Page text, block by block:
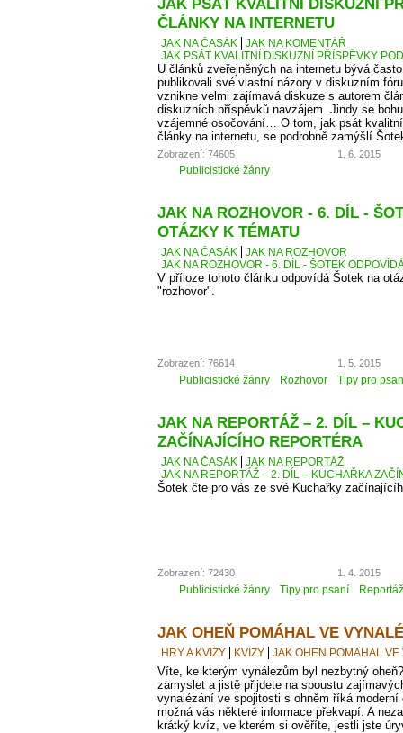
ČLÁNKY NA INTERNETU
JAK NA ČASÁK
JAK NA KOMENTÁŘ
JAK PSÁT KVALITNÍ DISKUZNÍ PŘÍSPĚVKY
U článků zveřejněných na internetu bývá
publikovali své vlastní názory v diskuzním
vznikne velmi zajímavá diskuze s autorem
diskuzních příspěvků navzájem. Jindy se
vzájemné osočování… O tom, jak psát
články na internetu, se podrobně zamýšlí
Zobrazení: 74605 1. 6. 2015
Publicistické žánry
JAK NA ROZHOVOR - 6. DÍL -
OTÁZKY K TÉMATU
JAK NA ČASÁK
JAK NA ROZHOVOR
JAK NA ROZHOVOR - 6. DÍL - ŠOTEK
V příloze tohoto článku odpovídá Šotek na
"rozhovor".
Zobrazení: 76614 1. 5. 2015
Publicistické žánry Rozhovor Tipy pro
JAK NA REPORTÁŽ – 2. DÍL –
ZAČÍNAJÍCÍHO REPORTÉRA
JAK NA ČASÁK
JAK NA REPORTÁŽ
JAK NA REPORTÁŽ – 2. DÍL – KUCHAŘKA
Šotek čte pro vás ze své Kuchařky
Zobrazení: 72430 1. 4. 2015
Publicistické žánry Tipy pro psaní Reportáž
JAK OHEŇ POMÁHAL VE
HRY A KVÍZY KVÍZY JAK OHEŇ POMÁHAL VE
Víte, ke kterým vynálezům byl nezbytný
zamyslet a jistě přijdete na spoustu
vynalézání ve spojitosti s ohněm říká moderní
možná vás některé informace překvapí. A
krátký kvíz, ve kterém si ověříte, jestli jste